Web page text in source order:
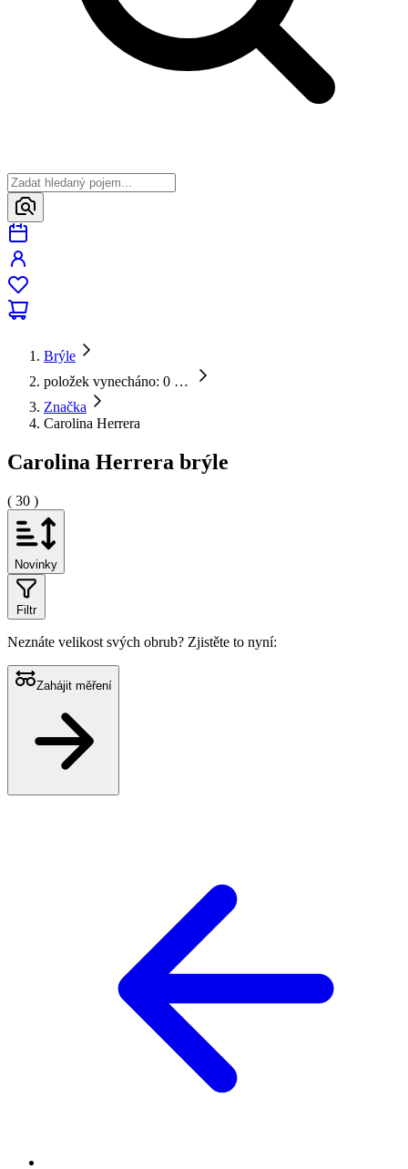
Brýle
položek vynecháno: 0 …
Značka
Carolina Herrera
Carolina Herrera brýle
( 30 )
Novinky
Filtr
Neznáte velikost svých obrub? Zjistěte to nyní:
Zahájit měření